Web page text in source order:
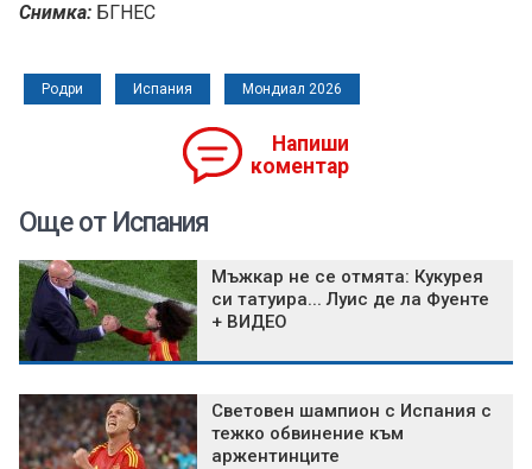
Снимка: БГНЕС
Родри Испания Мондиал 2026
Напиши
коментар
Още от Испания
Мъжкар не се отмята: Кукурея
си татуира... Луис де ла Фуенте
+ ВИДЕО
Световен шампион с Испания с
тежко обвинение към
аржентинците